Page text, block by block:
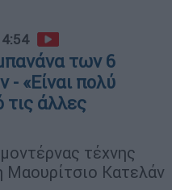
των 6
- «Είναι πολύ
άλλες
τέχνης
Μαουρίτσιο Κατελάν